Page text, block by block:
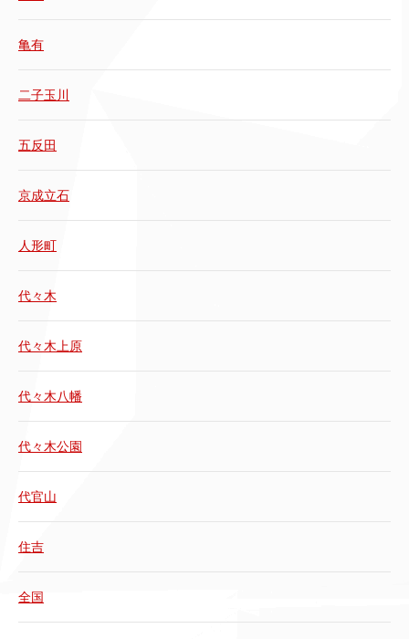
亀有
二子玉川
五反田
京成立石
人形町
代々木
代々木上原
代々木八幡
代々木公園
代官山
住吉
全国